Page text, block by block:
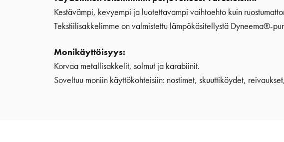
Kestävämpi, kevyempi ja luotettavampi vaihtoehto kuin
Tekstiilisakkelimme on valmistettu lämpökäsitellystä Dyneema®-
Monikäyttöisyys:
Korvaa metallisakkelit, solmut ja karabiinit.
Soveltuu moniin käyttökohteisiin: nostimet, skuuttiköydet,